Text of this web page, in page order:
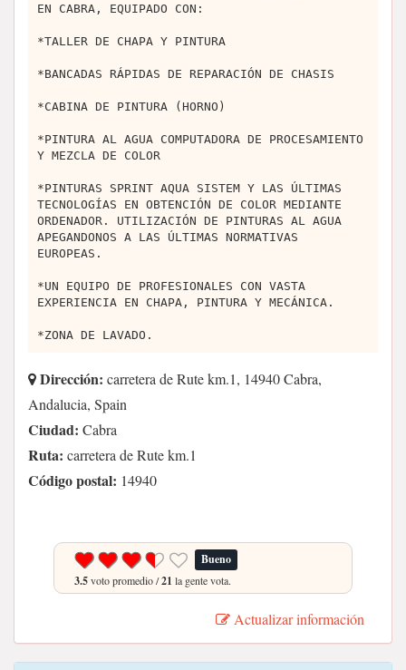
EN CABRA, EQUIPADO CON:
*TALLER DE CHAPA Y PINTURA
*BANCADAS RÁPIDAS DE REPARACIÓN DE CHASIS
*CABINA DE PINTURA (HORNO)
*PINTURA AL AGUA COMPUTADORA DE PROCESAMIENTO
Y MEZCLA DE COLOR
*PINTURAS SPRINT AQUA SISTEM Y LAS ÚLTIMAS
TECNOLOGÍAS EN OBTENCIÓN DE COLOR MEDIANTE
ORDENADOR. UTILIZACIÓN DE PINTURAS AL AGUA
APEGANDONOS A LAS ÚLTIMAS NORMATIVAS
EUROPEAS.
*UN EQUIPO DE PROFESIONALES CON VASTA
EXPERIENCIA EN CHAPA, PINTURA Y MECÁNICA.
*ZONA DE LAVADO.
Dirección: carretera de Rute km.1, 14940 Cabra,
Andalucia, Spain
Ciudad: Cabra
Ruta: carretera de Rute km.1
Código postal: 14940
Bueno
3.5voto promedio /21 la gente vota.
Actualizar información